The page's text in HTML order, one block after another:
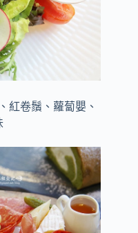
紅卷鬚、蘿蔔嬰、